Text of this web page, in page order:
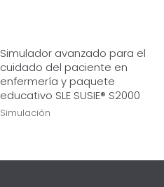
Simulador avanzado para el
cuidado del paciente en
enfermería y paquete
educativo SLE SUSIE® S2000
Simulación